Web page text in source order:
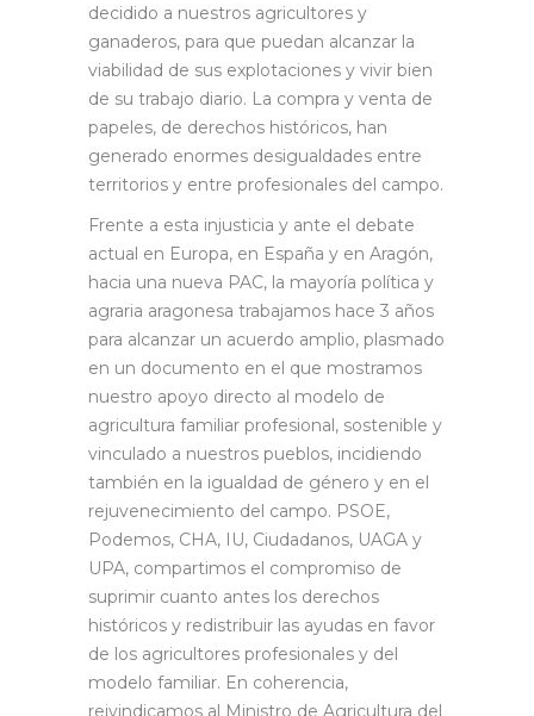
decidido a nuestros agricultores y
ganaderos, para que puedan alcanzar la
viabilidad de sus explotaciones y vivir bien
de su trabajo diario. La compra y venta de
papeles, de derechos históricos, han
generado enormes desigualdades entre
territorios y entre profesionales del campo.
Frente a esta injusticia y ante el debate
actual en Europa, en España y en Aragón,
hacia una nueva PAC, la mayoría política y
agraria aragonesa trabajamos hace 3 años
para alcanzar un acuerdo amplio, plasmado
en un documento en el que mostramos
nuestro apoyo directo al modelo de
agricultura familiar profesional, sostenible y
vinculado a nuestros pueblos, incidiendo
también en la igualdad de género y en el
rejuvenecimiento del campo. PSOE,
Podemos, CHA, IU, Ciudadanos, UAGA y
UPA, compartimos el compromiso de
suprimir cuanto antes los derechos
históricos y redistribuir las ayudas en favor
de los agricultores profesionales y del
modelo familiar. En coherencia,
reivindicamos al Ministro de Agricultura del